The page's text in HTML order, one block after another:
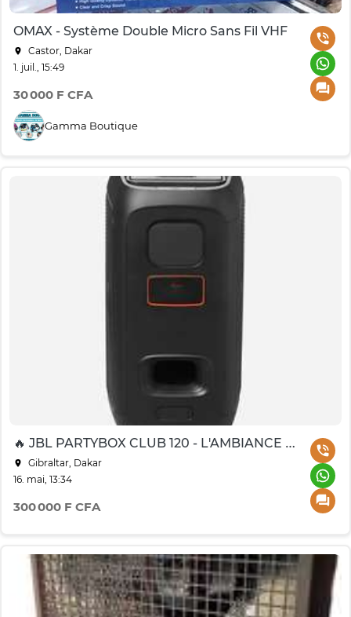
OMAX - Système Double Micro Sans Fil VHF
Castor, Dakar
1. juil., 15:49
30 000 F CFA
Gamma Boutique
🔥 JBL PARTYBOX CLUB 120 - L'AMBIANCE ASSURÉE !
Gibraltar, Dakar
16. mai, 13:34
300 000 F CFA